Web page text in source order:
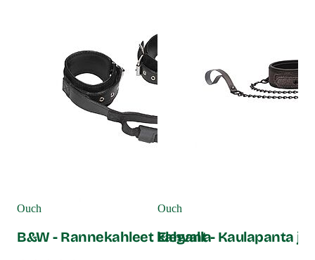
Ouch
B&W - Rannekahleet kahvalla
Ouch
Elegant - Kaulapanta